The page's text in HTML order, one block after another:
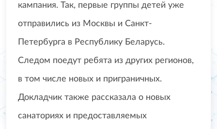
кампания. Так, первые группы детей уже
отправились из Москвы и Санкт-
Петербурга в Республику Беларусь.
Следом поедут ребята из других регионов,
в том числе новых и приграничных.
Докладчик также рассказала о новых
санаториях и предоставляемых